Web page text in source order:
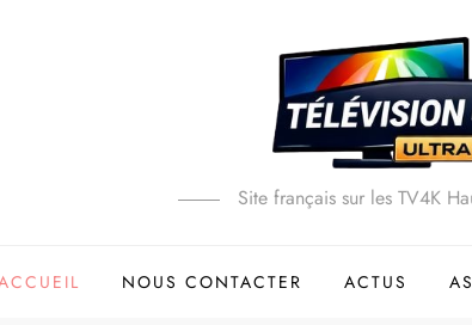
Site français sur les TV4K
NOUS CONTACTER ACTUS